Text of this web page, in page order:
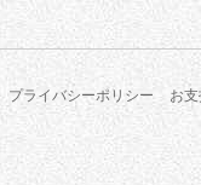
プライバシーポリシー お